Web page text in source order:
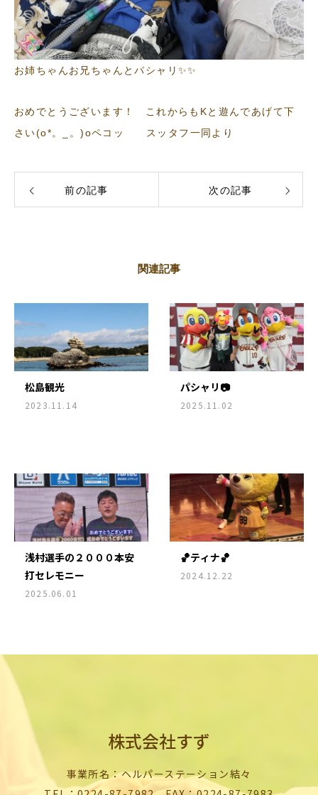
お姉ちゃんお兄ちゃんとパシャリ✨✨
おめでとうございます！ これからもKと遊んであげて下
さい(o*。_。)oペコッ スッタフ一同より
前の記事 次の記事
関連記事
松島観光
2023.11.14
パシャリ📷
2025.11.02
浅村選手の２０００本安
打セレモニー
2025.06.01
🏀ティナ🏀
2024.12.22
株式会社すず
事業所名：ヘルパーステーション結々